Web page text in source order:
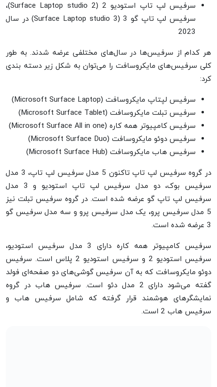
سرفیس لپ تاپ استودیو 2 (Surface Laptop studio 2)،
سرفیس لپ تاپ گو 3 (Surface Laptop studio 3) در سال
2023
هر کدام از سرفیس‌ها در سال‌های مختلفی عرضه شدند. به طور
کلی سرفیس‌های مایکروسافت را می‌توان به شکل زیر دسته بندی
کرد:
سرفیس لپتاپ مایکروسافت (Microsoft Surface Laptop)
سرفیس تبلت مایکروسافت (Microsoft Surface Tablet)
سرفیس کامپیوتر همه کاره (Microsoft Surface All in one)
سرفیس دوئو مایکروسافت (Microsoft Surface Duo)
سرفیس هاب مایکروسافت (Microsoft Surface Hub)
در گروه سرفیس لپ تاپ تاکنون 5 مدل سرفیس لپ تاپ، 3 مدل
سرفیس بوک، دو مدل سرفیس لپ تاپ استودیو و 3 مدل
سرفیس لپ تاپ گو عرضه شده است. در گروه سرفیس تبلت نیز
5 مدل سرفیس پرو، یک مدل سرفیس پرو و سه مدل سرفیس گو
3 عرضه شده است.
سرفیس کامپیوتر همه کاره دارای 3 مدل سرفیس استودیو،
سرفیس استودیو 2 و سرفیس استودیو 2 پلاس است. سرفیس
دوئو مایکروسافت که به آن سرفیس گوشی‌های دو صفحه‌ای فولد
گفته می‌شود دارای 2 مدل دئو است. سرفیس هاب در گروه
نمایشگرهای هوشمند قرار گرفته که شامل سرفیس هاب و
سرفیس هاب 2 است.